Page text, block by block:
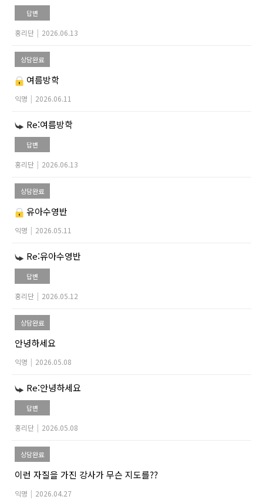
답변
홍리단 | 2026.06.13
상담완료
여름방학
익명 | 2026.06.11
Re:여름방학
답변
홍리단 | 2026.06.13
상담완료
유아수영반
익명 | 2026.05.11
Re:유아수영반
답변
홍리단 | 2026.05.12
상담완료
안녕하세요
익명 | 2026.05.08
Re:안녕하세요
답변
홍리단 | 2026.05.08
상담완료
이런 자질을 가진 강사가 무슨 지도를??
익명 | 2026.04.27